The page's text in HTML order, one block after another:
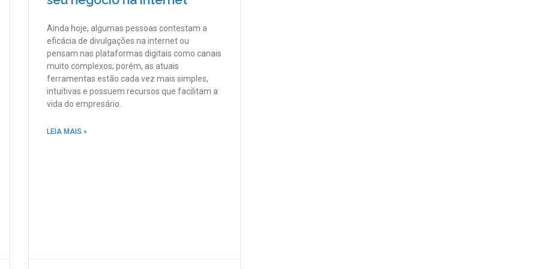
Ainda hoje, algumas pessoas contestam a
eficácia de divulgações na internet ou
pensam nas plataformas digitais como canais
muito complexos; porém, as atuais
ferramentas estão cada vez mais simples,
intuitivas e possuem recursos que facilitam a
vida do empresário.
LEIA MAIS »